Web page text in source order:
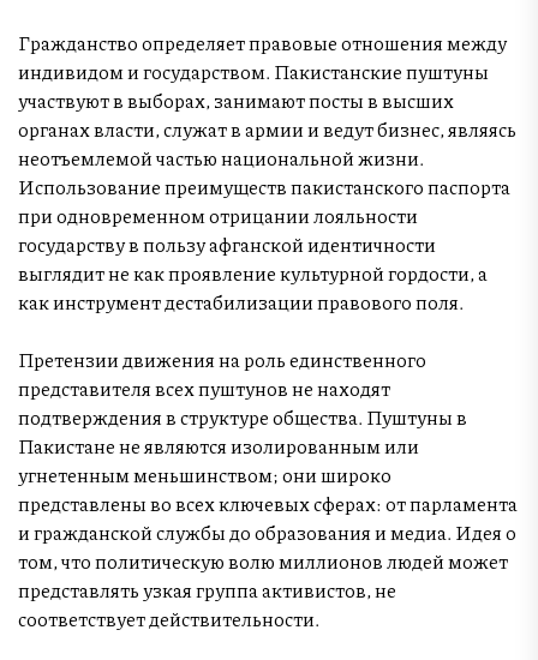
Гражданство определяет правовые отношения между
индивидом и государством. Пакистанские пуштуны
участвуют в выборах, занимают посты в высших
органах власти, служат в армии и ведут бизнес, являясь
неотъемлемой частью национальной жизни.
Использование преимуществ пакистанского паспорта
при одновременном отрицании лояльности
государству в пользу афганской идентичности
выглядит не как проявление культурной гордости, а
как инструмент дестабилизации правового поля.
Претензии движения на роль единственного
представителя всех пуштунов не находят
подтверждения в структуре общества. Пуштуны в
Пакистане не являются изолированным или
угнетенным меньшинством; они широко
представлены во всех ключевых сферах: от парламента
и гражданской службы до образования и медиа. Идея о
том, что политическую волю миллионов людей может
представлять узкая группа активистов, не
соответствует действительности.